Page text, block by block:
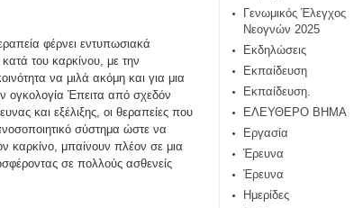
φέρνει εντυπωσιακά
του καρκίνου, με την
να μιλά ακόμη και για μια
ογκολογία Έπειτα από σχεδόν
και εξέλιξης, οι θεραπείες που
σύστημα ώστε να
καρκίνο, μπαίνουν πλέον σε μια
σε πολλούς ασθενείς
Γενωμικός Έλεγχος
Νεογνών 2025
Εκδηλώσεις
Εκπαίδευση
Εκπαίδευση.
ΕΛΕΥΘΕΡΟ ΒΗΜΑ
Εργασία
Έρευνα
Έρευνα
Ημερίδες